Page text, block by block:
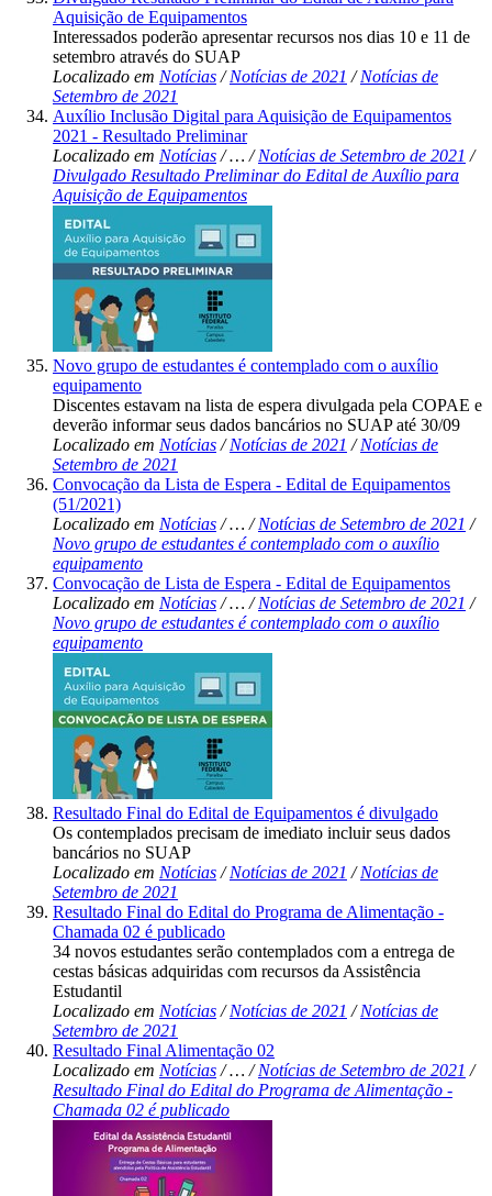
Aquisição de Equipamentos
Interessados poderão apresentar recursos nos dias 10 e 11 de
setembro através do SUAP
Localizado em Notícias /Notícias de 2021 /Notícias de
Setembro de 2021
Auxílio Inclusão Digital para Aquisição de Equipamentos
2021 - Resultado Preliminar
Localizado em Notícias /…/Notícias de Setembro de 2021 /
Divulgado Resultado Preliminar do Edital de Auxílio para
Aquisição de Equipamentos
Novo grupo de estudantes é contemplado com o auxílio
equipamento
Discentes estavam na lista de espera divulgada pela COPAE e
deverão informar seus dados bancários no SUAP até 30/09
Localizado em Notícias /Notícias de 2021 /Notícias de
Setembro de 2021
Convocação da Lista de Espera - Edital de Equipamentos
(51/2021)
Localizado em Notícias /…/Notícias de Setembro de 2021 /
Novo grupo de estudantes é contemplado com o auxílio
equipamento
Convocação de Lista de Espera - Edital de Equipamentos
Localizado em Notícias /…/Notícias de Setembro de 2021 /
Novo grupo de estudantes é contemplado com o auxílio
equipamento
Resultado Final do Edital de Equipamentos é divulgado
Os contemplados precisam de imediato incluir seus dados
bancários no SUAP
Localizado em Notícias /Notícias de 2021 /Notícias de
Setembro de 2021
Resultado Final do Edital do Programa de Alimentação -
Chamada 02 é publicado
34 novos estudantes serão contemplados com a entrega de
cestas básicas adquiridas com recursos da Assistência
Estudantil
Localizado em Notícias /Notícias de 2021 /Notícias de
Setembro de 2021
Resultado Final Alimentação 02
Localizado em Notícias /…/Notícias de Setembro de 2021 /
Resultado Final do Edital do Programa de Alimentação -
Chamada 02 é publicado